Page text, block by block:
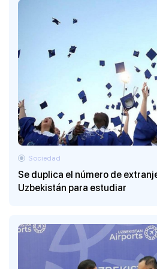
Se duplica el número de
Uzbekistán para estudiar
Sociedad